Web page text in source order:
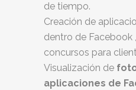
de tiempo.
Creación de
dentro de Facebook
concursos para
Visualización de
aplicaciones de